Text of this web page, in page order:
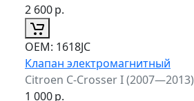
2 600р.
ОЕМ: 1618JC
Клапан электромагнитный
Citroen C-Crosser I (2007—2013)
1 000р.